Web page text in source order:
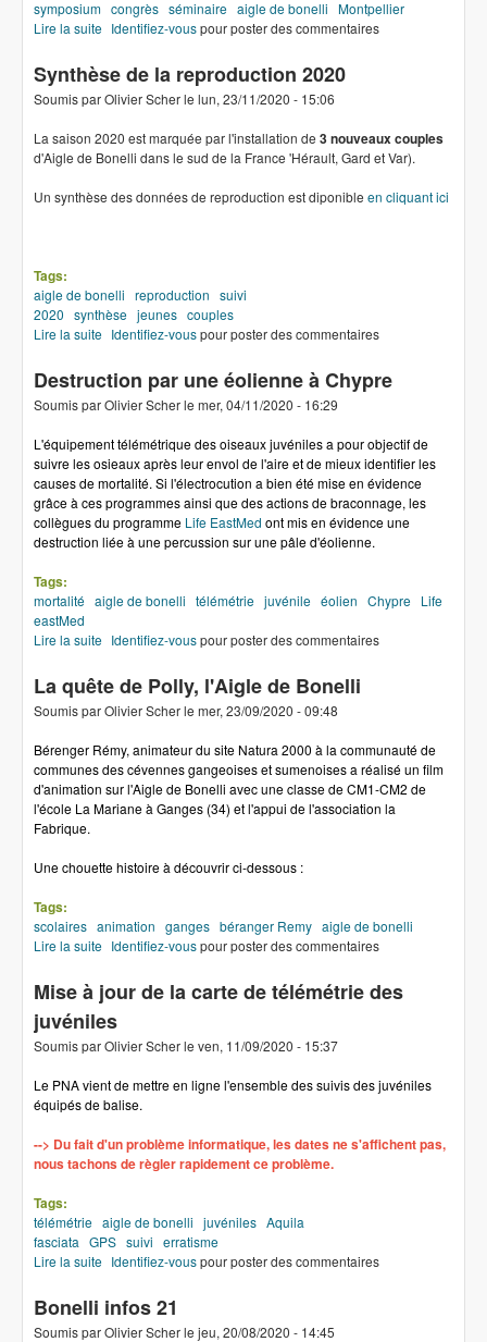
symposium congrès séminaire aigle de bonelli Montpellier
Lire la suite de Symposium Aigle de Bonelli
Identifiez-vouspour poster des commentaires
Synthèse de la reproduction 2020
Soumis parOlivier Scherle lun, 23/11/2020 - 15:06
La saison 2020 est marquée par l'installation de 3 nouveaux couples
d'Aigle de Bonelli dans le sud de la France 'Hérault, Gard et Var).
Un synthèse des données de reproduction est diponible en cliquant ici
Tags:
aigle de bonelli reproduction suivi
2020 synthèse jeunes couples
Lire la suite de Synthèse de la reproduction 2020
Identifiez-vouspour poster des commentaires
Destruction par une éolienne à Chypre
Soumis parOlivier Scherle mer, 04/11/2020 - 16:29
L'équipement télémétrique des oiseaux juvéniles a pour objectif de
suivre les osieaux après leur envol de l'aire et de mieux identifier les
causes de mortalité. Si l'électrocution a bien été mise en évidence
grâce à ces programmes ainsi que des actions de braconnage, les
collègues du programme Life EastMed ont mis en évidence une
destruction liée à une percussion sur une pâle d'éolienne.
Tags:
mortalité aigle de bonelli télémétrie juvénile éolien Chypre Life
eastMed
Lire la suite de Destruction par une éolienne à Chypre
Identifiez-vouspour poster des commentaires
La quête de Polly, l'Aigle de Bonelli
Soumis parOlivier Scherle mer, 23/09/2020 - 09:48
Bérenger Rémy, animateur du site Natura 2000 à la communauté de
communes des cévennes gangeoises et sumenoises a réalisé un film
d'animation sur l'Aigle de Bonelli avec une classe de CM1-CM2 de
l'école La Mariane à Ganges (34) et l'appui de l'association la
Fabrique.
Une chouette histoire à découvrir ci-dessous :
Tags:
scolaires animation ganges béranger Remy aigle de bonelli
Lire la suite de La quête de Polly, l'Aigle de Bonelli
Identifiez-vouspour poster des commentaires
Mise à jour de la carte de télémétrie des
juvéniles
Soumis parOlivier Scherle ven, 11/09/2020 - 15:37
Le PNA vient de mettre en ligne l'ensemble des suivis des juvéniles
équipés de balise.
--> Du fait d'un problème informatique, les dates ne s'affichent pas,
nous tachons de règler rapidement ce problème.
Tags:
télémétrie aigle de bonelli juvéniles Aquila
fasciata GPS suivi erratisme
Lire la suite de Mise à jour de la carte de télémétrie des juvéniles
Identifiez-vouspour poster des commentaires
Bonelli infos 21
Soumis parOlivier Scherle jeu, 20/08/2020 - 14:45